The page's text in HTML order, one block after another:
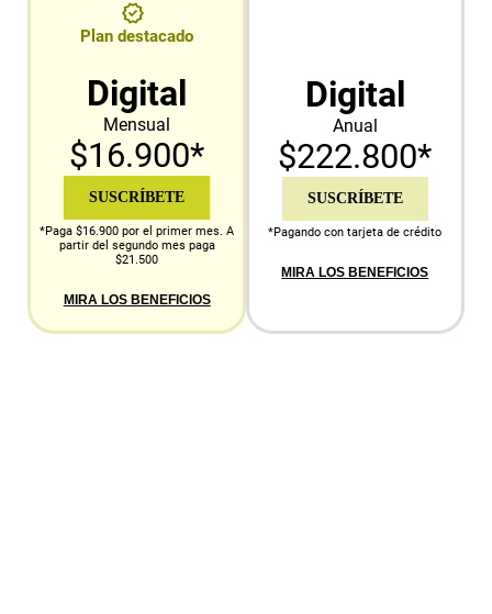
Plan destacado
Digital
Mensual
$16.900*
SUSCRÍBETE
*Paga $16.900 por el primer mes. A
partir del segundo mes paga
$21.500
MIRA LOS BENEFICIOS
Digital
Anual
$222.800*
SUSCRÍBETE
*Pagando con tarjeta de crédito
MIRA LOS BENEFICIOS